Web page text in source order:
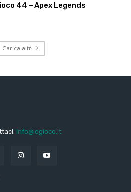
44 – Apex Legends
Carica altri
info@iogioco.it